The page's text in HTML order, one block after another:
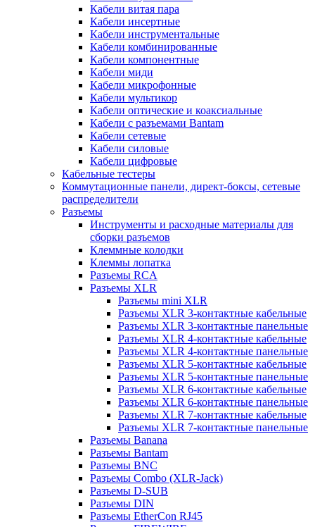
Кабели витая пара
Кабели инсертные
Кабели инструментальные
Кабели комбинированные
Кабели компонентные
Кабели миди
Кабели микрофонные
Кабели мультикор
Кабели оптические и коаксиальные
Кабели с разъемами Bantam
Кабели сетевые
Кабели силовые
Кабели цифровые
Кабельные тестеры
Коммутационные панели, директ-боксы, сетевые
распределители
Разъемы
Инструменты и расходные материалы для
сборки разъемов
Клеммные колодки
Клеммы лопатка
Разъемы RCA
Разъемы XLR
Разъемы mini XLR
Разъемы XLR 3-контактные кабельные
Разъемы XLR 3-контактные панельные
Разъемы XLR 4-контактные кабельные
Разъемы XLR 4-контактные панельные
Разъемы XLR 5-контактные кабельные
Разъемы XLR 5-контактные панельные
Разъемы XLR 6-контактные кабельные
Разъемы XLR 6-контактные панельные
Разъемы XLR 7-контактные кабельные
Разъемы XLR 7-контактные панельные
Разъемы Banana
Разъемы Bantam
Разъемы BNC
Разъемы Combo (XLR-Jack)
Разъемы D-SUB
Разъемы DIN
Разъемы EtherCon RJ45